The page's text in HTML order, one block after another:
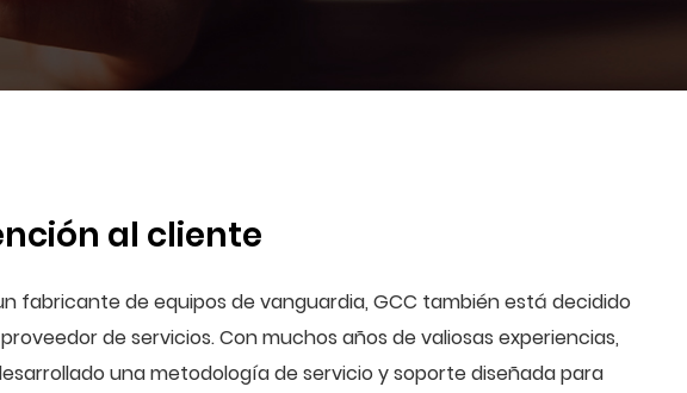
al cliente
fabricante de equipos de vanguardia, GCC también está decidido
de servicios. Con muchos años de valiosas experiencias,
una metodología de servicio y soporte diseñada para